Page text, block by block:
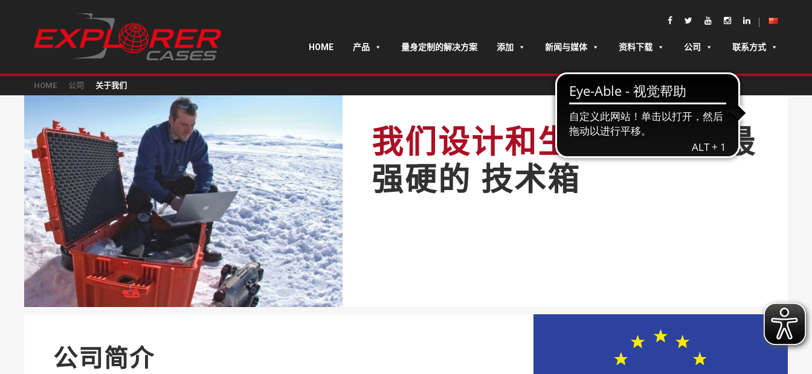
HOME 产品 量身定制的解决方案 添加 新闻与媒体 资料下载 公司 联系方式
HOME 公司 关于我们
我们设计和生产世界上 最
强硬的 技术箱
公司简介